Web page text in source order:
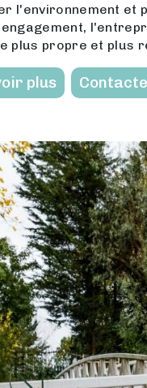
l'environnement et
plus propre et plus
plus